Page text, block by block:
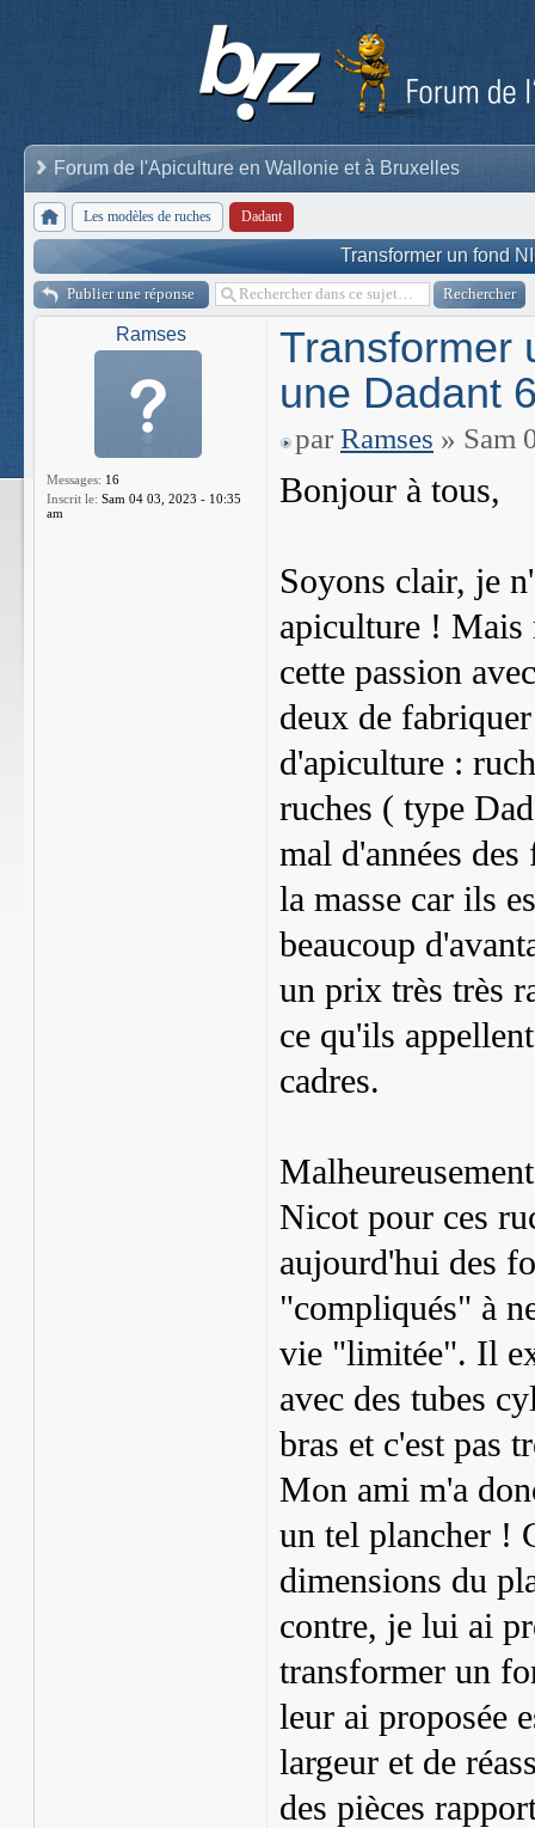
Forum de l'Apiculture en Wallonie et à Bruxelles
Les modèles de ruches Dadant
Transformer un fond
Publier une réponse
Ramses
Messages: 16
Inscrit le: Sam 04 03, 2023 - 10:35
am
Transformer
une Dadant
par Ramses » Sam
Bonjour à tous,
Soyons clair, je
apiculture ! Mais
cette passion
deux de
d'apiculture :
ruches ( type
mal d'années
la masse car ils
beaucoup
un prix très très
ce qu'ils
cadres.
Nicot pour ces
aujourd'hui des
"compliqués" à
vie "limitée". Il
avec des tubes
bras et c'est pas
Mon ami m'a
un tel plancher !
dimensions du
contre, je lui ai
transformer un
leur ai proposée
largeur et de
des pièces